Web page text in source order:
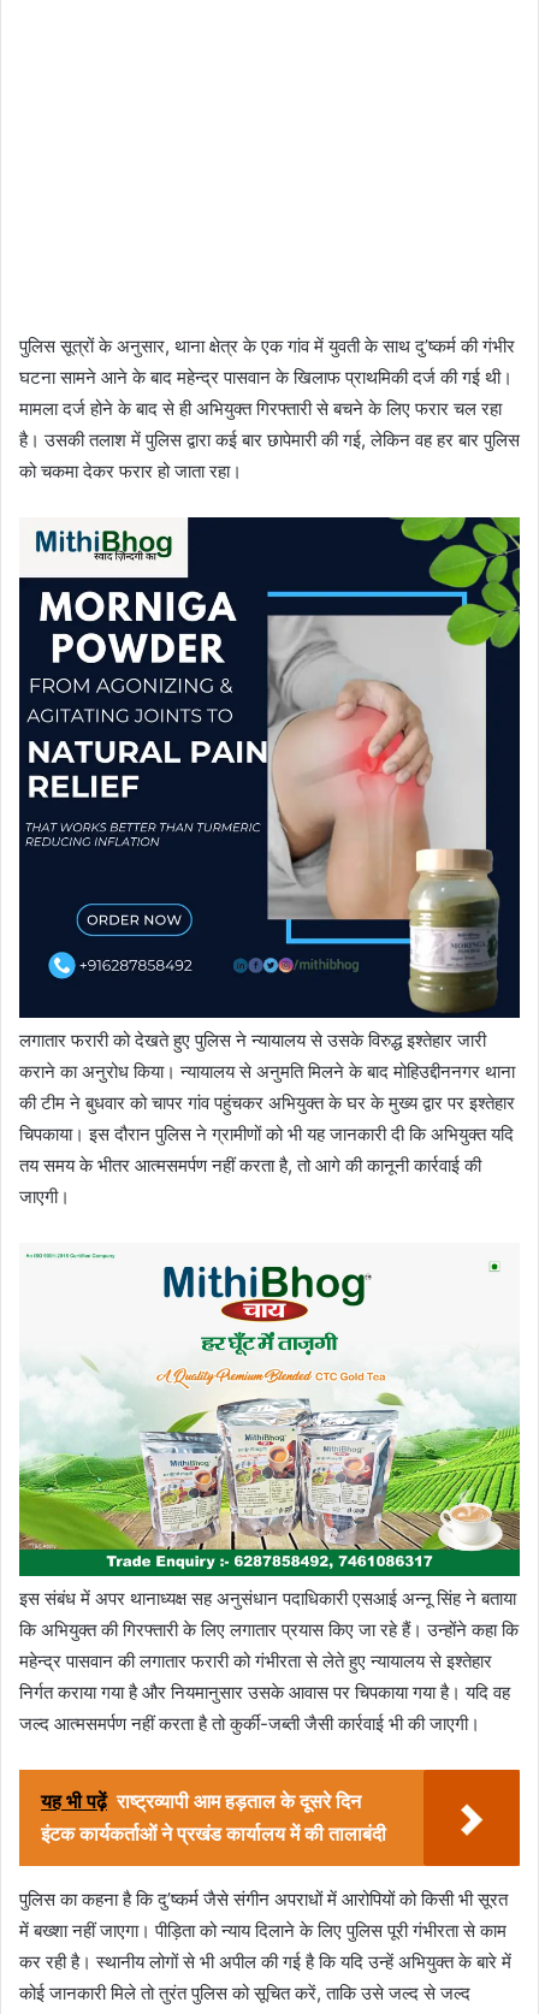
पुलिस सूत्रों के अनुसार, थाना क्षेत्र के एक गांव में युवती के साथ दु’ष्कर्म की गंभीर
घटना सामने आने के बाद महेन्द्र पासवान के खिलाफ प्राथमिकी दर्ज की गई थी।
मामला दर्ज होने के बाद से ही अभियुक्त गिरफ्तारी से बचने के लिए फरार चल रहा
है। उसकी तलाश में पुलिस द्वारा कई बार छापेमारी की गई, लेकिन वह हर बार पुलिस
को चकमा देकर फरार हो जाता रहा।
लगातार फरारी को देखते हुए पुलिस ने न्यायालय से उसके विरुद्ध इश्तेहार जारी
कराने का अनुरोध किया। न्यायालय से अनुमति मिलने के बाद मोहिउद्दीननगर थाना
की टीम ने बुधवार को चापर गांव पहुंचकर अभियुक्त के घर के मुख्य द्वार पर इश्तेहार
चिपकाया। इस दौरान पुलिस ने ग्रामीणों को भी यह जानकारी दी कि अभियुक्त यदि
तय समय के भीतर आत्मसमर्पण नहीं करता है, तो आगे की कानूनी कार्रवाई की
जाएगी।
इस संबंध में अपर थानाध्यक्ष सह अनुसंधान पदाधिकारी एसआई अन्नू सिंह ने बताया
कि अभियुक्त की गिरफ्तारी के लिए लगातार प्रयास किए जा रहे हैं। उन्होंने कहा कि
महेन्द्र पासवान की लगातार फरारी को गंभीरता से लेते हुए न्यायालय से इश्तेहार
निर्गत कराया गया है और नियमानुसार उसके आवास पर चिपकाया गया है। यदि वह
जल्द आत्मसमर्पण नहीं करता है तो कुर्की-जब्ती जैसी कार्रवाई भी की जाएगी।
यह भी पढ़ें राष्ट्रव्यापी आम हड़ताल के दूसरे दिन
इंटक कार्यकर्ताओं ने प्रखंड कार्यालय में की तालाबंदी
पुलिस का कहना है कि दु’ष्कर्म जैसे संगीन अपराधों में आरोपियों को किसी भी सूरत
में बख्शा नहीं जाएगा। पीड़िता को न्याय दिलाने के लिए पुलिस पूरी गंभीरता से काम
कर रही है। स्थानीय लोगों से भी अपील की गई है कि यदि उन्हें अभियुक्त के बारे में
कोई जानकारी मिले तो तुरंत पुलिस को सूचित करें, ताकि उसे जल्द से जल्द